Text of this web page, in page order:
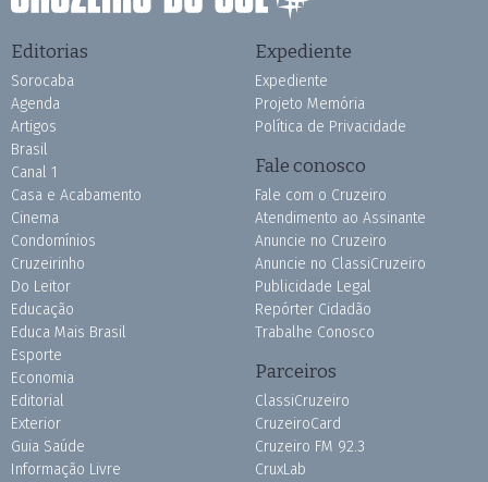
Editorias
Sorocaba
Agenda
Artigos
Brasil
Canal 1
Casa e Acabamento
Cinema
Condomínios
Cruzeirinho
Do Leitor
Educação
Educa Mais Brasil
Esporte
Economia
Editorial
Exterior
Guia Saúde
Informação Livre
Expediente
Expediente
Projeto Memória
Política de Privacidade
Fale conosco
Fale com o Cruzeiro
Atendimento ao Assinante
Anuncie no Cruzeiro
Anuncie no ClassiCruzeiro
Publicidade Legal
Repórter Cidadão
Trabalhe Conosco
Parceiros
ClassiCruzeiro
CruzeiroCard
Cruzeiro FM 92.3
CruxLab